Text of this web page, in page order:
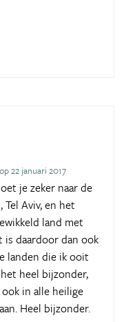
22 januari 2017
je zeker naar de
Tel Aviv, en het
land met
is daardoor dan ook
landen die ik ooit
heel bijzonder,
in alle heilige
Heel bijzonder.